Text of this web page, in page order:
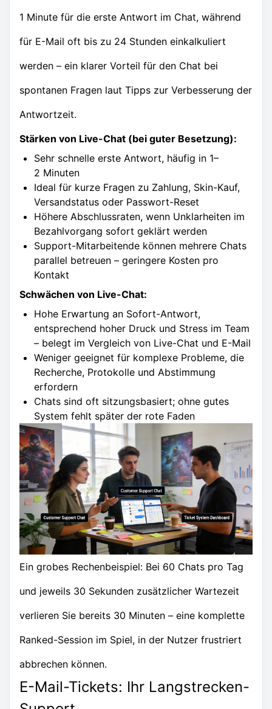
1 Minute für die erste Antwort im Chat, während
für E-Mail oft bis zu 24 Stunden einkalkuliert
werden – ein klarer Vorteil für den Chat bei
spontanen Fragen laut Tipps zur Verbesserung der
Antwortzeit.
Stärken von Live-Chat (bei guter Besetzung):
Sehr schnelle erste Antwort, häufig in 1–
2 Minuten
Ideal für kurze Fragen zu Zahlung, Skin-Kauf,
Versandstatus oder Passwort-Reset
Höhere Abschlussraten, wenn Unklarheiten im
Bezahlvorgang sofort geklärt werden
Support-Mitarbeitende können mehrere Chats
parallel betreuen – geringere Kosten pro
Kontakt
Schwächen von Live-Chat:
Hohe Erwartung an Sofort-Antwort,
entsprechend hoher Druck und Stress im Team
– belegt im Vergleich von Live-Chat und E-Mail
Weniger geeignet für komplexe Probleme, die
Recherche, Protokolle und Abstimmung
erfordern
Chats sind oft sitzungsbasiert; ohne gutes
System fehlt später der rote Faden
Ein grobes Rechenbeispiel: Bei 60 Chats pro Tag
und jeweils 30 Sekunden zusätzlicher Wartezeit
verlieren Sie bereits 30 Minuten – eine komplette
Ranked-Session im Spiel, in der Nutzer frustriert
abbrechen können.
E-Mail-Tickets: Ihr Langstrecken-